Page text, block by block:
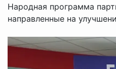
Народная программа
направленные на